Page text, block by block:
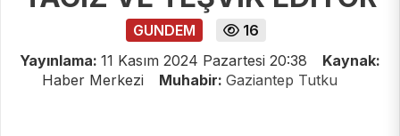
GUNDEM
16
Yayınlama: 11 Kasım 2024 Pazartesi 20:38
Kaynak:
Haber Merkezi
Muhabir: Gaziantep Tutku